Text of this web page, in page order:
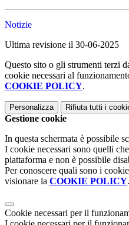
Notizie
Ultima revisione il 30-06-2025
Questo sito o gli strumenti terzi
cookie necessari al
COOKIE POLICY.
Personalizza Rifiuta tutti i
Gestione cookie
In questa schermata è possibile
I cookie necessari sono quelli
piattaforma e non è possibile
Per conoscere quali sono i
visionare la COOKIE POLICY.
Cookie necessari per il